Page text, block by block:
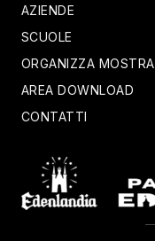
AZIENDE
SCUOLE
ORGANIZZA MOSTRA
AREA DOWNLOAD
CONTATTI